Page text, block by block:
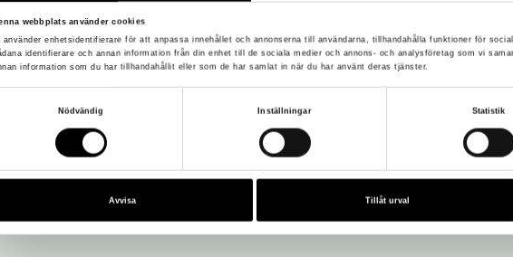
webbplats använder cookies
använder enhetsidentifierare för att anpassa innehållet och annonserna till användarna, tillhandahålla funktioner för
identifierare och annan information från din enhet till de sociala medier och annons- och analysföretag som vi
information som du har tillhandahållit eller som de har samlat in när du har använt deras tjänster.
Nödvändig
Inställningar Statistik
Avvisa Tillåt urval